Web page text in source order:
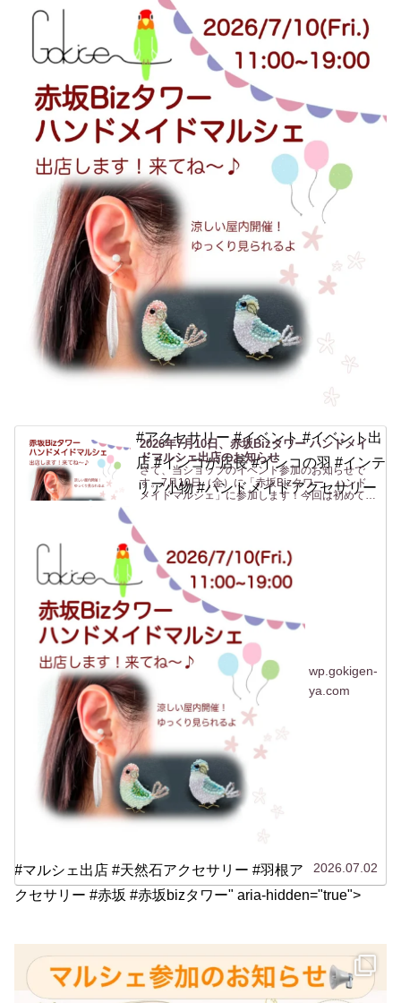
2026年7月10日、赤坂Bizタワー ハンドメイ
ドマルシェ出店のお知らせ
さて、当ショップのイベント参加のお知らせで
す。7月10日（金）に「赤坂Bizタワー ハンド
メイドマルシェ」に参加します！今回は初めての
たことがない「赤坂...
wp.gokigen-
ya.com
2026.07.02
#アクセサリー #イベント #イベント出
店 #インコが店長 #インコの羽 #インテ
リア小物 #ハンドメイドアクセサリー
#マルシェ出店 #天然石アクセサリー #羽根ア
クセサリー #赤坂 #赤坂bizタワー" aria-hidden="true">